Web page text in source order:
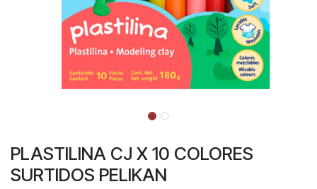
PLASTILINA CJ X 10 COLORES
SURTIDOS PELIKAN